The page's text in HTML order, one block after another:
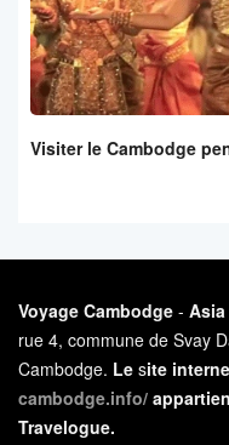
Visiter le Cambodge
Voyage Cambodge -
rue 4, commune de Svay
Cambodge. Le site
cambodge.info/
Travelogue.